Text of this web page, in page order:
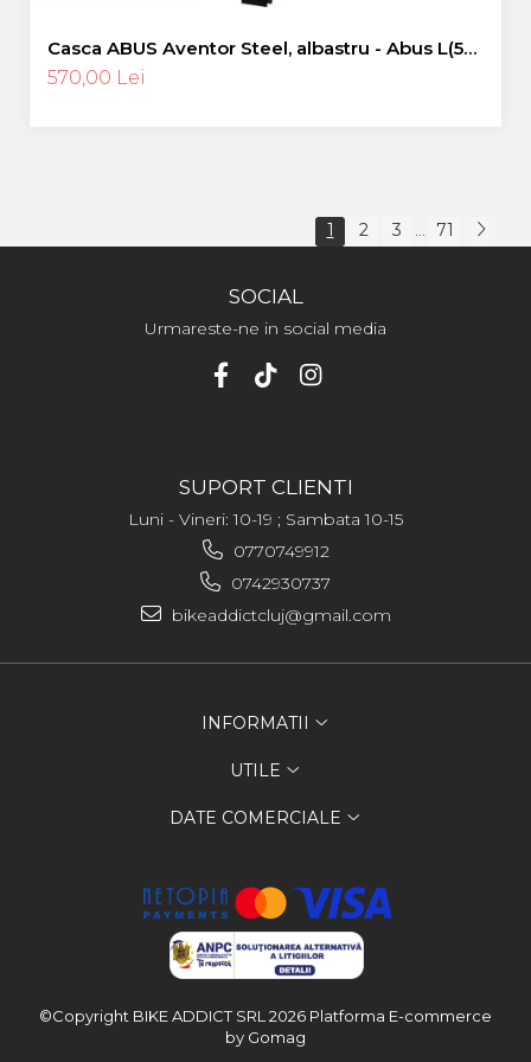
Casca ABUS Aventor Steel, albastru - Abus L(57-
61 cm)
570,00 Lei
1 2 3 71
SOCIAL
Urmareste-ne in social media
SUPORT CLIENTI
Luni - Vineri: 10-19 ; Sambata 10-15
0770749912
0742930737
bikeaddictcluj@gmail.com
INFORMATII
UTILE
DATE COMERCIALE
©Copyright BIKE ADDICT SRL 2026 Platforma E-commerce
by Gomag